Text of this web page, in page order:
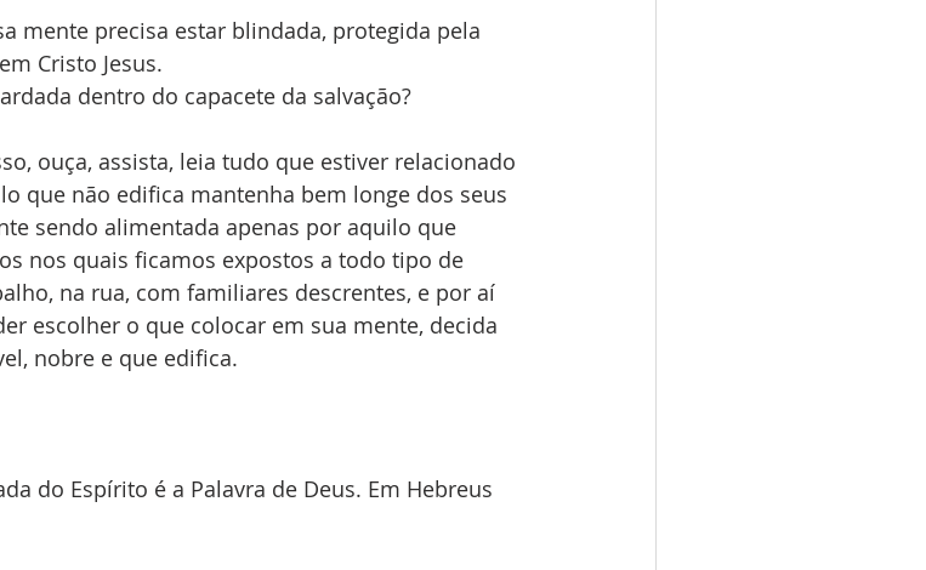
mente precisa estar blindada, protegida pela
Cristo Jesus.
dentro do capacete da salvação?
ouça, assista, leia tudo que estiver relacionado
que não edifica mantenha bem longe dos seus
sendo alimentada apenas por aquilo que
nos quais ficamos expostos a todo tipo de
na rua, com familiares descrentes, e por aí
escolher o que colocar em sua mente, decida
nobre e que edifica.
do Espírito é a Palavra de Deus. Em Hebreus